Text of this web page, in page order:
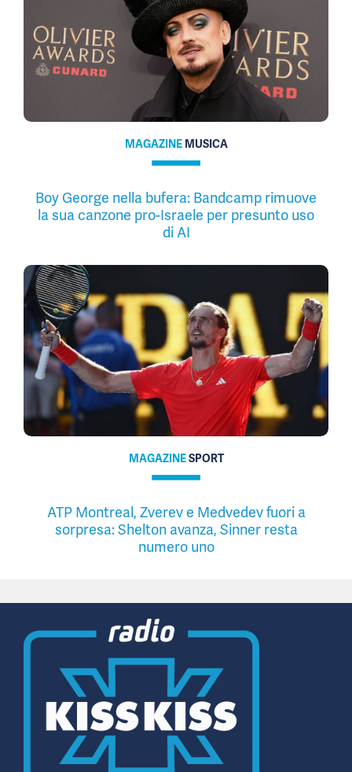
MAGAZINE MUSICA
Boy George nella bufera: Bandcamp rimuove
la sua canzone pro-Israele per presunto uso
di AI
MAGAZINESPORT
ATP Montreal, Zverev e Medvedev fuori a
sorpresa: Shelton avanza, Sinner resta
numero uno